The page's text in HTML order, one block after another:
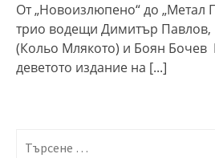
От „Новоизлюпено“ до „Метал
трио водещи Димитър Павлов,
(Кольо Млякото) и Боян Бочев
деветото издание на [...]